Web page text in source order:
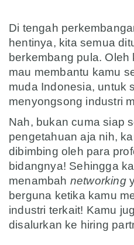
Di tengah
hentinya, kita semua
berkembang pula.
mau membantu kamu
muda Indonesia, untuk
menyongsong industri
Nah, bukan cuma siap
pengetahuan aja nih,
dibimbing oleh para
bidangnya! Sehingga
menambah networking
berguna ketika kamu
industri terkait! Kamu
disalurkan ke hiring